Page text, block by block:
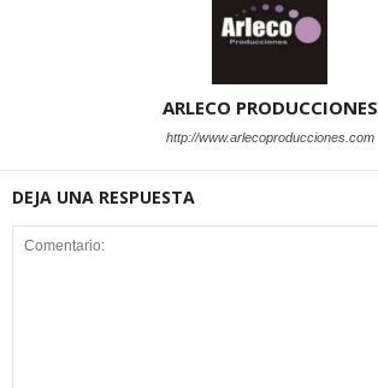
ARLECO PRODUCCIONES
http://www.arlecoproducciones.com
DEJA UNA RESPUESTA